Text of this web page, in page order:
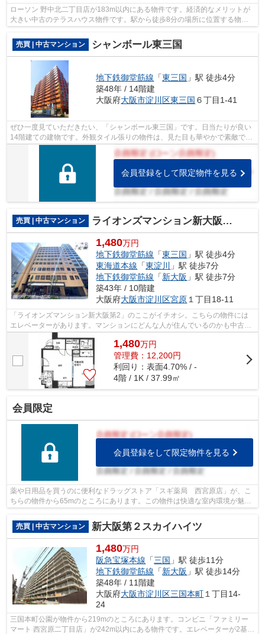
ローソン 野中北二丁目店が183m以内にある物件です。経済的なメリットが
大きい中古のテラスハウス物件です。駅から徒歩8分の場所に位置する物件
です。一戸建ての情報はもちろん、地域...
売買 | 中古マンション
シャンボール東三国
地下鉄御堂筋線 「東三国 」駅 徒歩4分
築48年 / 14階建
大阪府大阪市淀川区東三国 ６丁目1-41
ぜひ一度見ていただきたい、「シャンボール東三国」です。日当たりが良い
14階建ての建物です。外観タイル張りの物件は、見た目も華やかで素敵で
す。多くの方に好評の、駅から徒歩4分に...
会員登録をして限定物件を見る
売買 | 中古マンション ライオンズマンション新大阪第2
1,480万円
地下鉄御堂筋線 「東三国 」駅 徒歩4分
東海道本線 「東淀川
」駅 徒歩7分
地下鉄御堂筋線 「新大阪 」駅 徒歩7分
築43年 / 10階建
大阪府大阪市淀川区宮原１丁目18-11
「ライオンズマンション新大阪第2」のここがイチオシ。こちらの物件には
エレベーターがあります。マンションにどんな人が住んでいるのかも中古マ
ンションなら事前に知れます。外観タイ...
1,480万円
管理費：12,200円
利回り：表面4.70% / -
4階 / 1K / 37.99㎡
会員限定
会員登録をして限定物件を見る
薬や日用品を買うのに便利なドラッグストア「スギ薬局 西宮原店」が、こ
ちらの物件から65mのところにあります。この物件は快適な室内環境が魅力
売買 | 中古マンション
新大阪第２スカイハイツ
1,480万円
阪急宝塚本線 「三国 」駅 徒歩11分
地下鉄御堂筋線 「新大阪 」駅 徒歩14分
築48年 / 11階建
大阪府大阪市淀川区三国本町 １丁目14-
24
三国本町公園が物件から219mのところにあります。コンビニ「ファミリー
マート 西宮原二丁目店」が242m以内にある物件です。エレベーターが2基あ